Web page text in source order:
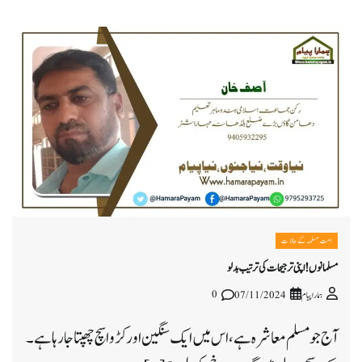
امت مسلمہ کے حالات
مسلمانوں ! اپنی ترجیحات کی ترتیب بدلو
ہمارا پیام 07/11/2024
0
آج جو مسلم معاشرہ ہے، اس میں ایک سنگین اور کڑوا سچ چھپتا جا رہا ہے۔